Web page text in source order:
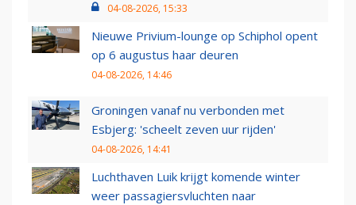
04-08-2026, 15:33
Nieuwe Privium-lounge op Schiphol opent
op 6 augustus haar deuren
04-08-2026, 14:46
Groningen vanaf nu verbonden met
Esbjerg: 'scheelt zeven uur rijden'
04-08-2026, 14:41
Luchthaven Luik krijgt komende winter
weer passagiersvluchten naar